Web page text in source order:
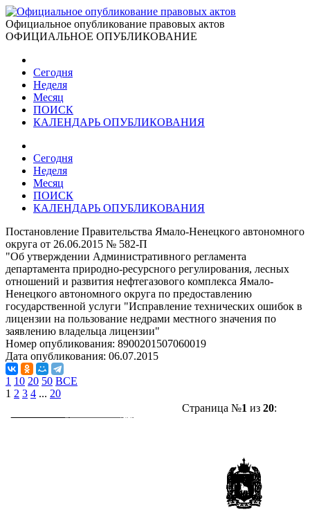
Официальное опубликование правовых актов
ОФИЦИАЛЬНОЕ ОПУБЛИКОВАНИЕ
Сегодня
Неделя
Месяц
ПОИСК
КАЛЕНДАРЬ ОПУБЛИКОВАНИЯ
Сегодня
Неделя
Месяц
ПОИСК
КАЛЕНДАРЬ ОПУБЛИКОВАНИЯ
Постановление Правительства Ямало-Ненецкого автономного
округа от 26.06.2015 № 582-П
"Об утверждении Административного регламента
департамента природно-ресурсного регулирования, лесных
отношений и развития нефтегазового комплекса Ямало-
Ненецкого автономного округа по предоставлению
государственной услуги "Исправление технических ошибок в
лицензии на пользование недрами местного значения по
заявлению владельца лицензии"
Номер опубликования: 8900201507060019
Дата опубликования: 06.07.2015
1 10 20 50 ВСЕ
1 2 3 4 ... 20
Страница №1 из 20: